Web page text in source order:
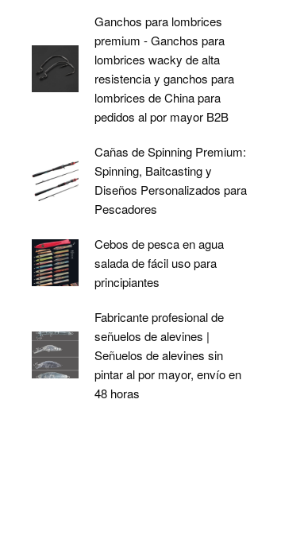
Ganchos para lombrices
premium - Ganchos para
lombrices wacky de alta
resistencia y ganchos para
lombrices de China para
pedidos al por mayor B2B
Cañas de Spinning Premium:
Spinning, Baitcasting y
Diseños Personalizados para
Pescadores
Cebos de pesca en agua
salada de fácil uso para
principiantes
Fabricante profesional de
señuelos de alevines |
Señuelos de alevines sin
pintar al por mayor, envío en
48 horas